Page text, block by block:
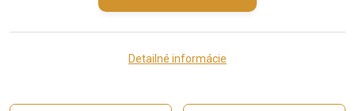
Detailné informácie